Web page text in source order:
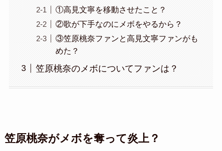
①高見文寧を移動させたこと？
②歌が下手なのにメボをやるから？
③笠原桃奈ファンと高見文寧ファンがも
めた？
笠原桃奈のメボについてファンは？
笠原桃奈がメボを奪って炎上？